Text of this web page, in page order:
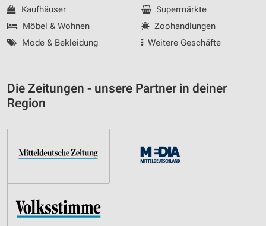
Kaufhäuser
Möbel & Wohnen
Mode & Bekleidung
Supermärkte
Zoohandlungen
Weitere Geschäfte
Die Zeitungen - unsere Partner in deiner
Region